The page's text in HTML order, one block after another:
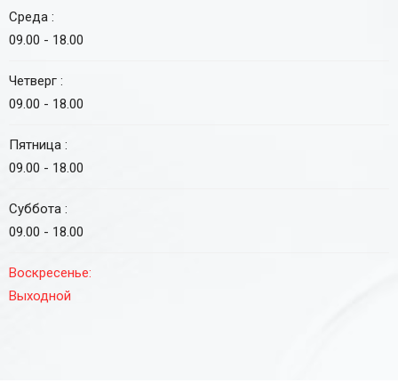
Среда :
09.00 - 18.00
Четверг :
09.00 - 18.00
Пятница :
09.00 - 18.00
Суббота :
09.00 - 18.00
Воскресенье:
Выходной